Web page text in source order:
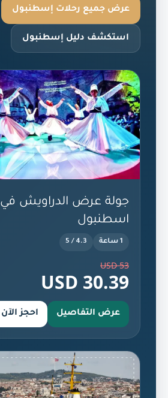
عرض جميع رحلات إسطنبول
استكشف دليل إسطنبول
جولة عرض الدراويش في
اسطنبول
1 ساعة 4.3 / 5
53 USD
30.39 USD
عرض التفاصيل احجز الآن